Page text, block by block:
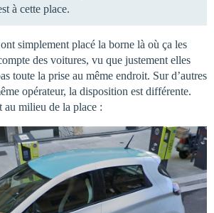
à cette place.
simplement placé la borne là où ça les
des voitures, vu que justement elles
toute la prise au même endroit. Sur d’autres
opérateur, la disposition est différente.
au milieu de la place :